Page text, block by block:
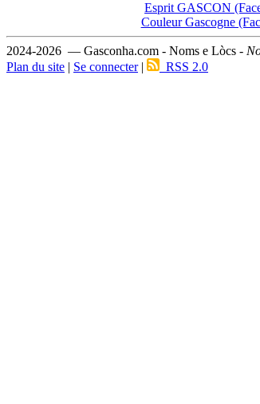
Esprit GASCON
Couleur Gascogne
2024-2026 — Gasconha.com - Noms e Lòcs -
Plan du site | Se connecter| RSS 2.0